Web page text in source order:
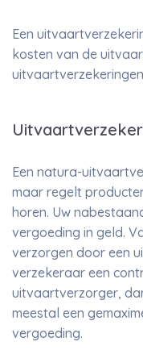
Een
kosten van de
Een natura-
maar regelt
horen. Uw
vergoeding in geld.
verzorgen door een
verzekeraar een
uitvaartverzorger,
meestal een
vergoeding.